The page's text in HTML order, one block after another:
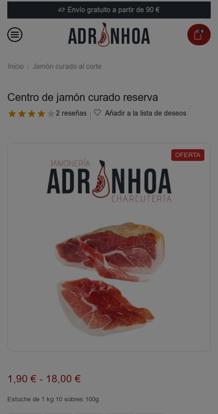
Envío gratuito a partir de 90 €
0
Inicio Jamón curado al corte
Centro de jamón curado reserva
2 reseñas Añadir a la lista de deseos
OFERTA
1,90 € - 18,00 €
Estuche de 1 kg 10 sobres 100g